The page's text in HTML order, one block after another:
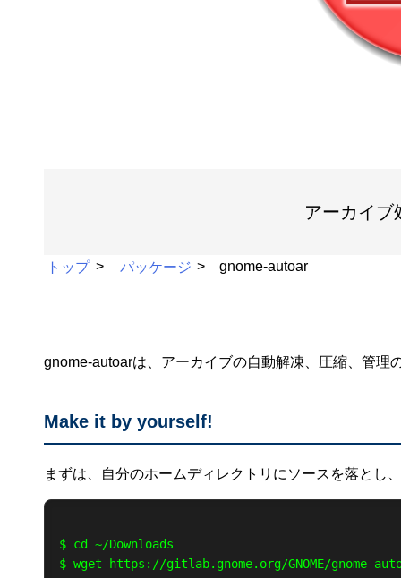
アーカイブ
トップ パッケージ gnome-autoar
gnome-autoarは、アーカイブの自動解凍、圧縮、管理
Make it by yourself!
まずは、自分のホームディレクトリにソースを落とし
$ cd ~/Downloads
$ wget https://gitlab.gnome.org/GNOME/gnome-